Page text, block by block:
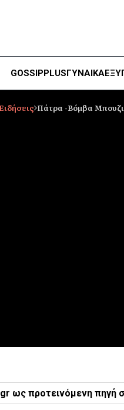
GOSSIPPLUSΓΥΝΑΙΚΑ
Ειδήσεις Πάτρα -Βόμβα
ως προτεινόμενη πηγή